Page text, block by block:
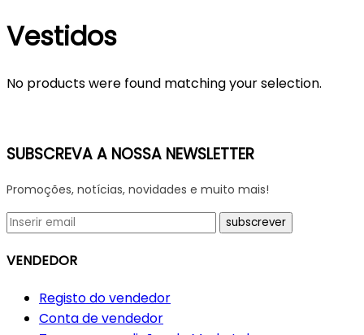
Vestidos
No products were found matching your selection.
SUBSCREVA A NOSSA NEWSLETTER
Promoções, notícias, novidades e muito mais!
VENDEDOR
Registo do vendedor
Conta de vendedor